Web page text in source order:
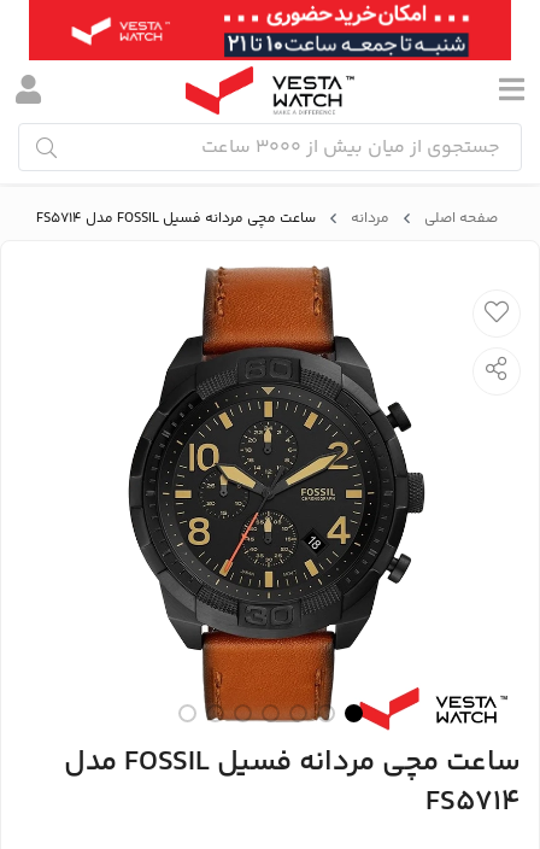
صفحه اصلی مردانه ساعت مچی مردانه فسیل FOSSIL مدل FS5714
ساعت مچی مردانه فسیل FOSSIL مدل
FS5714